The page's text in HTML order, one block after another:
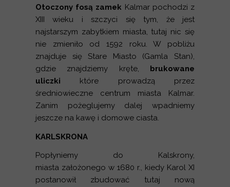
Otoczony fosą zamek Kalmar pochodzi z
XIII wieku i szczyci się tym, że jest
najstarszym zabytkiem miasta, tutaj nic się
nie zmieniło od 1592 roku. W pobliżu
znajduje się Stare Miasto (Gamla Stan),
gdzie znajdziemy kręte, brukowane
uliczki które prowadzą przez
średniowieczne centrum miasta Kalmar.
Zanim pożeglujemy dalej wpadniemy
jeszcze na kawę i domowe ciasta.
KARLSKRONA
Popłyniemy do Kalskrony,
miasta założonego w 1680 r., kiedy Karol XI
postanowił zbudować tutaj nową